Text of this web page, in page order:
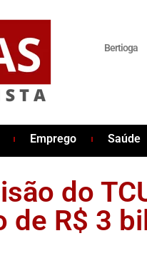
Bertioga
Emprego Saúde
do
de R$ 3